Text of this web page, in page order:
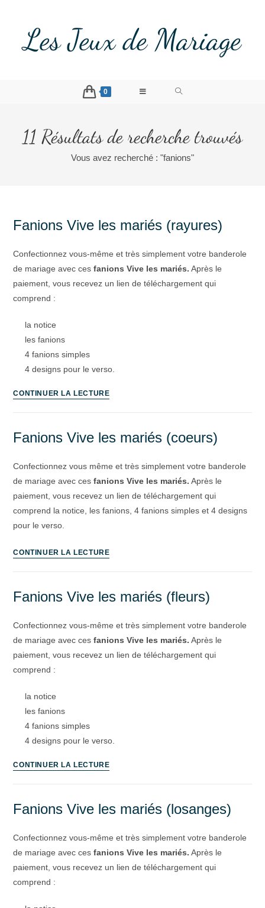
Les Jeux de Mariage
0
11 Résultats de recherche trouvés
Vous avez recherché : "fanions"
Fanions Vive les mariés (rayures)
Confectionnez vous-même et très simplement votre banderole
de mariage avec cesfanions Vive les mariés. Après le
paiement, vous recevez un lien de téléchargement qui
comprend :
la notice
les fanions
4 fanions simples
4 designs pour le verso.
CONTINUER LA LECTURE
Fanions Vive les mariés (coeurs)
Confectionnez vous même et très simplement votre banderole
de mariage avec cesfanions Vive les mariés. Après le
paiement, vous recevez un lien de téléchargement qui
comprend la notice, les fanions, 4 fanions simples et 4 designs
pour le verso.
CONTINUER LA LECTURE
Fanions Vive les mariés (fleurs)
Confectionnez vous-même et très simplement votre banderole
de mariage avec cesfanions Vive les mariés. Après le
paiement, vous recevez un lien de téléchargement qui
comprend :
la notice
les fanions
4 fanions simples
4 designs pour le verso.
CONTINUER LA LECTURE
Fanions Vive les mariés (losanges)
Confectionnez vous-même et très simplement votre banderole
de mariage avec cesfanions Vive les mariés. Après le
paiement, vous recevez un lien de téléchargement qui
comprend :